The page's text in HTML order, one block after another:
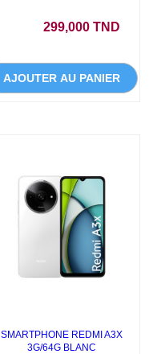
299,000 TND
AJOUTER AU PANIER
SMARTPHONE REDMI A3X
3G/64G BLANC